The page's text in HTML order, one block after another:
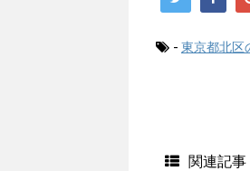
- 東京都北区
関連記事